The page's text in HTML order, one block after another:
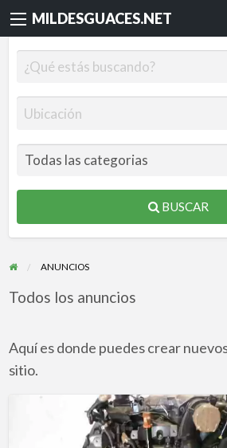
MILDESGUACES.NET
BUSCAR
ANUNCIOS
Todos los anuncios
Aquí es donde puedes crear
sitio.